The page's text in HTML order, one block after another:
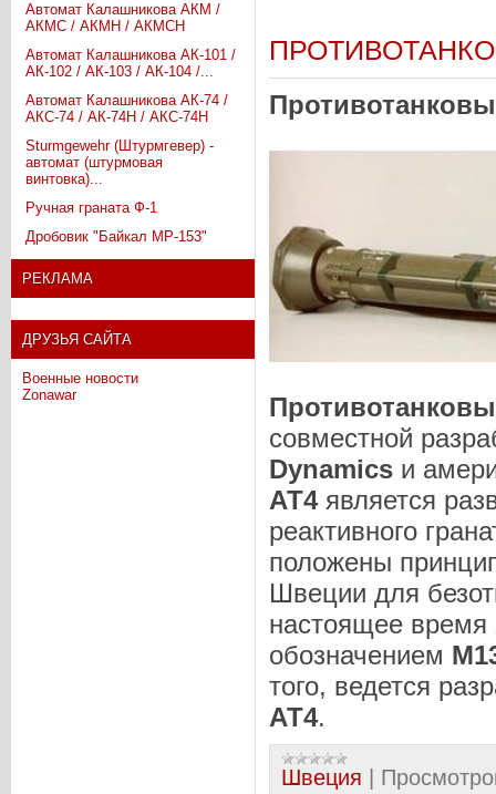
Автомат Калашникова АКМ /
АКМС / АКМН / АКМСН
Автомат Калашникова АК-101 /
АК-102 / АК-103 / АК-104 /...
Автомат Калашникова АК-74 /
АКС-74 / АК-74Н / АКС-74Н
Sturmgewehr (Штурмгевер) -
автомат (штурмовая
винтовка)...
Ручная граната Ф-1
Дробовик "Байкал МР-153"
РЕКЛАМА
ДРУЗЬЯ САЙТА
Военные новости
Zonawar
совместной
Dynamics и
АТ4 является
реактивного
положены
Швеции для
настоящее время
обозначением
того, ведется
АТ4.
Швеция |